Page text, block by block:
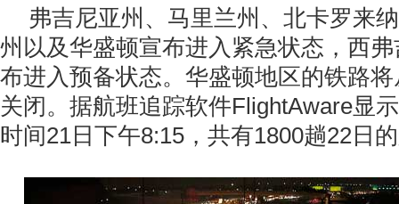
弗吉尼亚州、马里兰州、北卡罗来
州以及华盛顿宣布进入紧急状态，西
布进入预备状态。华盛顿地区的铁路
关闭。据航班追踪软件FlightAware显
时间21日下午8:15，共有1800趟22日